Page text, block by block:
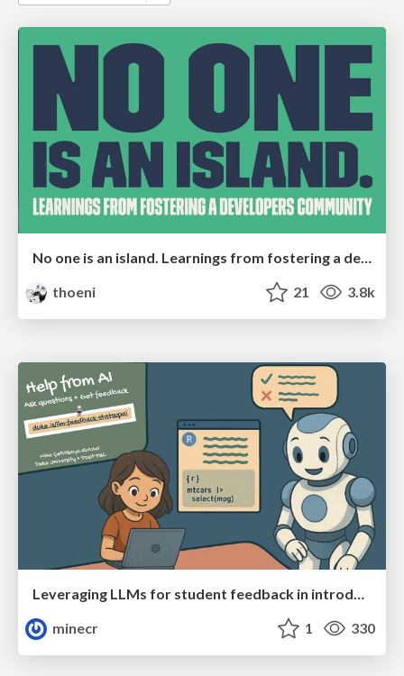
No one is an island. Learnings from fostering a developers community.
thoeni
21 3.8k
Leveraging LLMs for student feedback in introductory data science courses - posit::conf(2025)
minecr
1 330